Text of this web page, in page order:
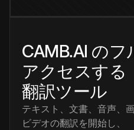
CAMB.AI の
アクセスする
翻訳ツール
テキスト、文書、音声、
ビデオの翻訳を開始し、